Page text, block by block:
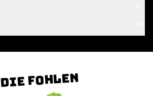
Die Fohlen